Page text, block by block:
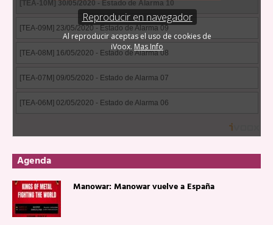
Agenda
Manowar: Manowar vuelve a España